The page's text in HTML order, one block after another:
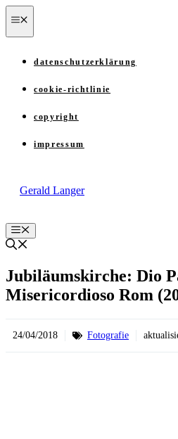
Zum
Inhalt
springen
datenschutzerklärung
cookie-richtlinie
copyright
impressum
Gerald Langer
Menü
Jubiläumskirche: Dio
Misericordioso Rom
24/04/2018 Fotografie